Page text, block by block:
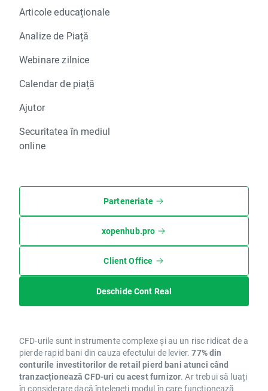
Articole educaționale
Analize de Piață
Webinare zilnice
Calendar de piață
Ajutor
Securitatea în mediul
online
Parteneriate
xopenhub.pro
Client Office
Deschide Cont Real
CFD-urile sunt instrumente complexe și au un risc ridicat de a
pierde rapid bani din cauza efectului de levier.77% din
conturile investitorilor de retail pierd bani atunci când
tranzacționează CFD-uri cu acest furnizor. Ar trebui să luați
în considerare dacă înțelegeți modul în care funcționează